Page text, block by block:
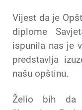
Vijest da je
diplome
ispunila nas je
predstavlja
našu opštinu.
Želio bih da